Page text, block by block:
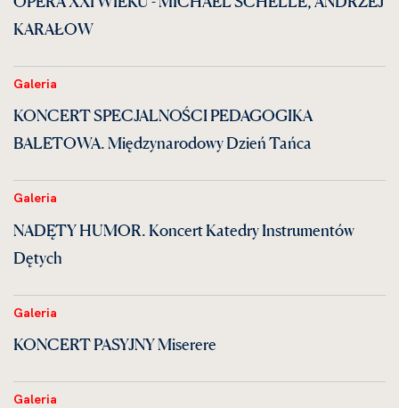
KARAŁOW
Galeria
KONCERT SPECJALNOŚCI PEDAGOGIKA
BALETOWA. Międzynarodowy Dzień Tańca
Galeria
NADĘTY HUMOR. Koncert Katedry Instrumentów
Dętych
Galeria
KONCERT PASYJNY Miserere
Galeria